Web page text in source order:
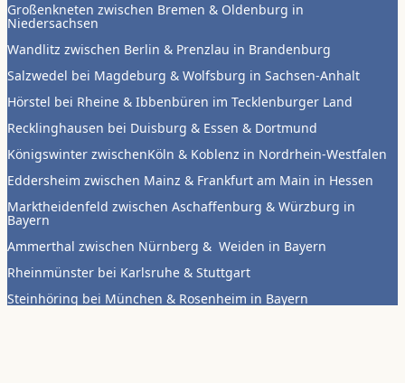
Großenkneten zwischen Bremen & Oldenburg in
Niedersachsen
Wandlitz zwischen Berlin & Prenzlau in Brandenburg
Salzwedel bei Magdeburg & Wolfsburg in Sachsen-Anhalt
Hörstel bei Rheine & Ibbenbüren im Tecklenburger Land
Recklinghausen bei Duisburg & Essen & Dortmund
Königswinter zwischenKöln & Koblenz in Nordrhein-Westfalen
Eddersheim zwischen Mainz & Frankfurt am Main in Hessen
Marktheidenfeld zwischen Aschaffenburg & Würzburg in
Bayern
Ammerthal zwischen Nürnberg & Weiden in Bayern
Rheinmünster bei Karlsruhe & Stuttgart
Steinhöring bei München & Rosenheim in Bayern